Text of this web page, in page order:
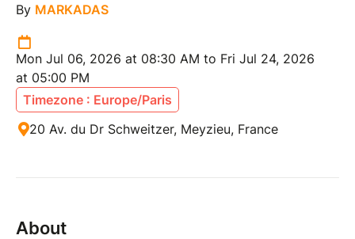
By MARKADAS
Mon Jul 06, 2026 at 08:30 AM to Fri Jul 24, 2026
at 05:00 PM
Timezone : Europe/Paris
20 Av. du Dr Schweitzer, Meyzieu, France
About